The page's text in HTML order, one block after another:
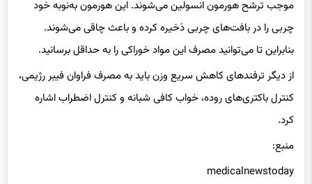
چربی را در بافت‌های چربی ذخیره کرده و باعث چاقی می‌شوند.
بنابراین تا می‌توانید مصرف این مواد خوراکی را به حداقل برسانید.
از دیگر ترفندهای کاهش سریع وزن باید به مصرف فراوان فیبر رژیمی،
کنترل باکتری‌های روده، خواب کافی شبانه و کنترل اضطراب اشاره
کرد.
منبع:
medicalnewstoday